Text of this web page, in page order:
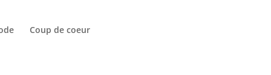
Coup de coeur